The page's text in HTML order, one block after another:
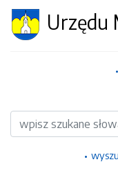
Urzędu
Wyszukiwarka